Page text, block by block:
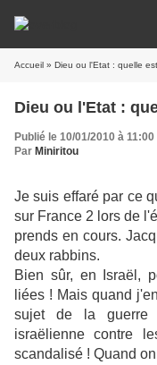
Accueil » Dieu ou l'Etat : quelle
Dieu ou l'Etat :
Publié le 10/01/2010 à 11:00
Par Miniritou
Je suis effaré par ce
sur France 2 lors de
prends en cours.
deux rabbins.
Bien sûr, en Israël,
liées ! Mais quand
sujet de la guerre
israëlienne contre
scandalisé ! Quand